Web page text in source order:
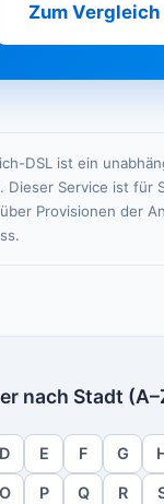
Zum Vergleich
DSL ist ein
Dieser Service ist für
Provisionen der
nach Stadt
D E F G
O P Q R